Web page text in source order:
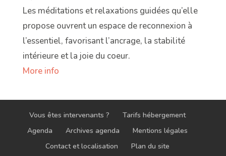
Les méditations et relaxations guidées qu’elle
propose ouvrent un espace de reconnexion à
l’essentiel, favorisant l’ancrage, la stabilité
intérieure et la joie du coeur.
More info
Vous êtes intervenants ?
Tarifs hébergement
Agenda
Archives agenda
Mentions légales
Contact et localisation
Plan du site